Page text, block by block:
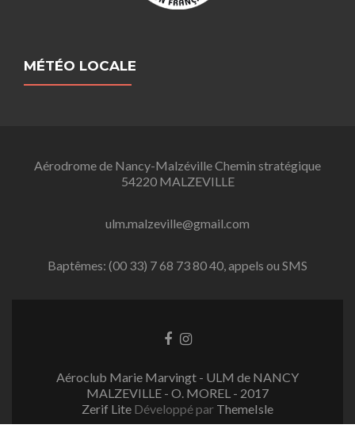
MÉTÉO LOCALE
Aérodrome de Nancy-Malzéville Chemin stratégique
54220 MALZEVILLE
ulm.malzeville@gmail.com
Baptêmes: (00 33) 7 68 73 80 40, appels ou SMS
L
n
F
a
L
n
I
n
Aéroclub Marie Marvingt - ULM de NANCY
MALZEVILLE - O. MOREL - 2017
Zerif Lite Développé par ThemeIsle